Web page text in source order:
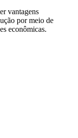
vantagens
por meio de
econômicas.